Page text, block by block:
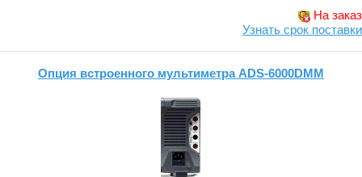
На заказ
Узнать срок поставки
Опция встроенного мультиметра ADS-6000DMM